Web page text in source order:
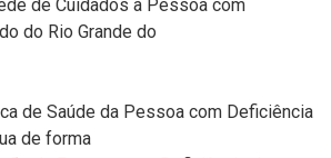
de Cuidados à Pessoa com
do Rio Grande do
de Saúde da Pessoa com Deficiência
de forma